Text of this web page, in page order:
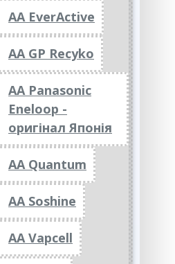
AA EverActive
AA GP Recyko
AA Panasonic
Eneloop -
оригінал Японія
AA Quantum
AA Soshine
AA Vapcell